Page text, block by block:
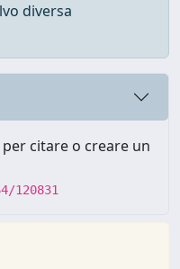
diversa
citare o creare un
120831